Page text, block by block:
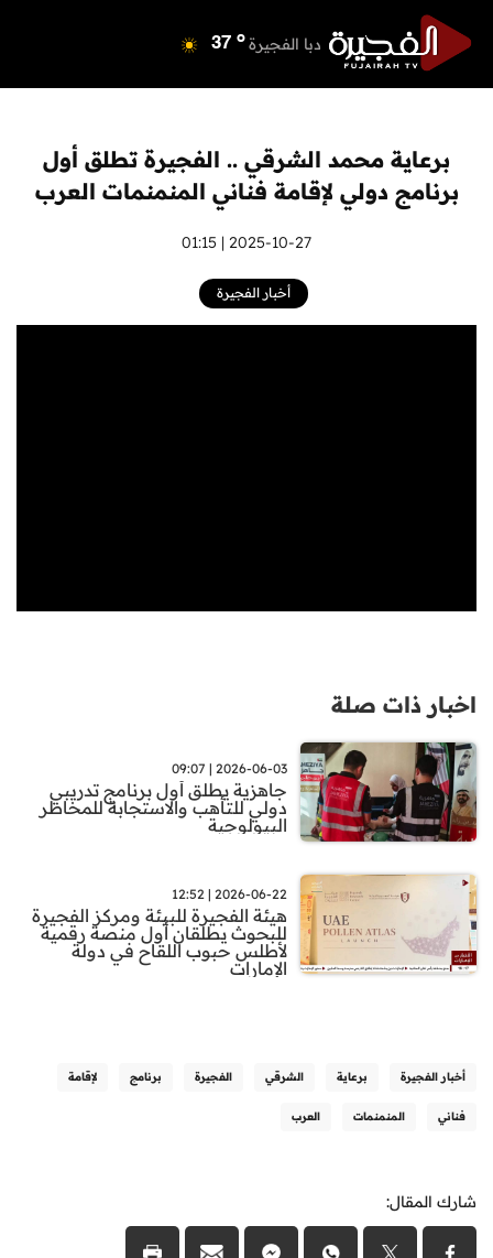
دبا الفجيرة 37 o
أم القيوين o
38 o
الفجيرة 36 o
برعاية محمد الشرقي .. الفجيرة تطلق أول
برنامج دولي لإقامة فناني المنمنمات العرب
2025-10-27 | 01:15
أخبار الفجيرة
اخبار ذات صلة
2026-06-03 | 09:07
جاهزية يطلق أول برنامج تدريبي
دولي للتأهب والاستجابة للمخاطر
البيولوجية
2026-06-22 | 12:52
هيئة الفجيرة للبيئة ومركز الفجيرة
للبحوث يطلقان أول منصة رقمية
لأطلس حبوب اللقاح في دولة
الإمارات
أخبار الفجيرة برعاية الشرقي الفجيرة برنامج لإقامة
فناني المنمنمات العرب
شارك المقال: